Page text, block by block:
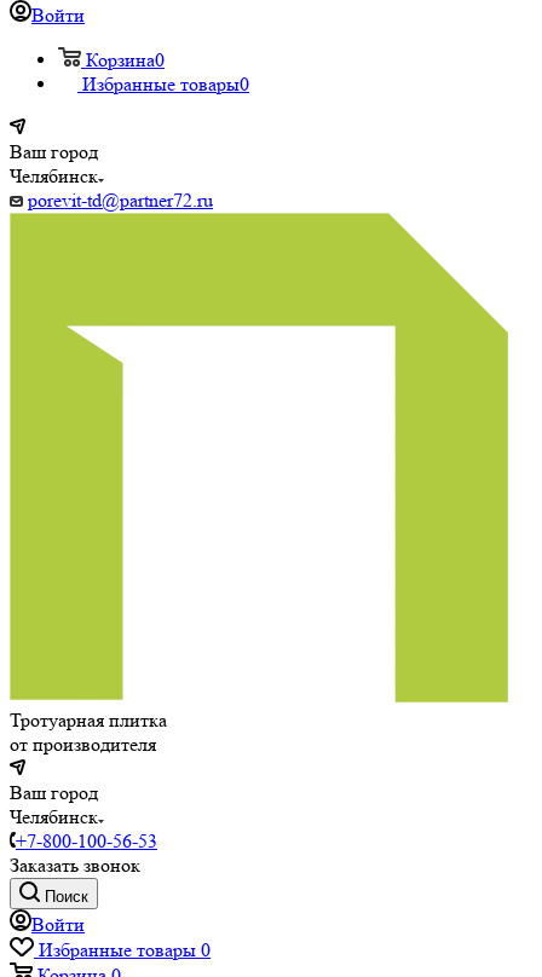
Войти
Корзина0
Избранные товары0
Ваш город
Челябинск
porevit-td@partner72.ru
Тротуарная плитка
от производителя
Ваш город
Челябинск
+7-800-100-56-53
Заказать звонок
Поиск
Войти
Избранные товары 0